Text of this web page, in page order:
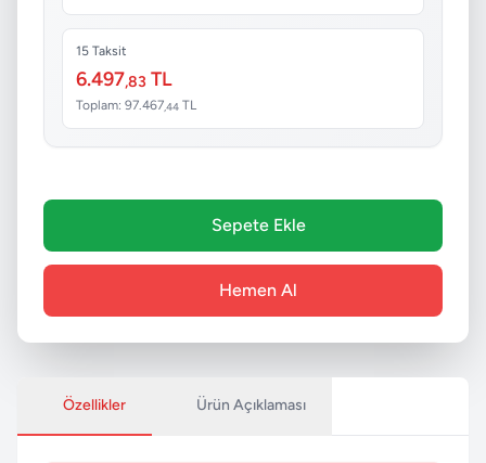
15 Taksit
6.497,83 TL
Toplam: 97.467,44 TL
Sepete Ekle
Hemen Al
Özellikler Ürün Açıklaması